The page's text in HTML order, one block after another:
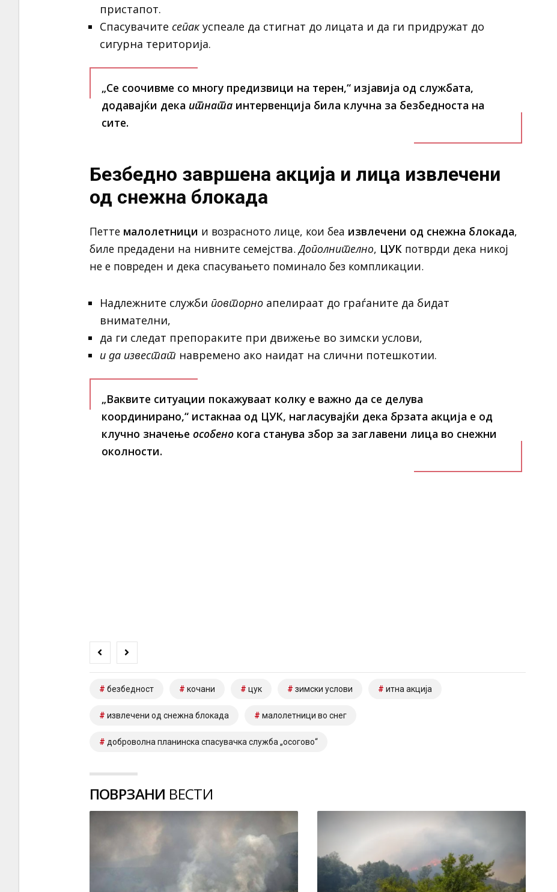
пристапот.
Спасувачите сепакуспеале да стигнат до лицата и да ги придружат до
сигурна територија.
„Се соочивме со многу предизвици на терен,“изјавија од службата,
додавајќи дека итнатаинтервенција била клучна за безбедноста на
сите.
Безбедно завршена акција и лица извлечени
од снежна блокада
Петте малолетници и возрасното лице, кои беа извлечени од снежна блокада,
биле предадени на нивните семејства.Дополнително, ЦУКпотврди дека никој
не е повреден и дека спасувањето поминало без компликации.
Надлежните служби повторноапелираат до граѓаните да бидат
внимателни,
да ги следат препораките при движење во зимски услови,
и да известат навремено ако наидат на слични потешкотии.
„Ваквите ситуации покажуваат колку е важно да се делува
координирано,“истакнаа од ЦУК, нагласувајќи дека брзата акција е од
клучно значење особенокога станува збор за заглавени лица во снежни
околности.
безбедност кочани цук зимски услови итна акција
извлечени од снежна блокада малолетници во снег
доброволна планинска спасувачка служба „осогово“
ПОВРЗАНИ ВЕСТИ